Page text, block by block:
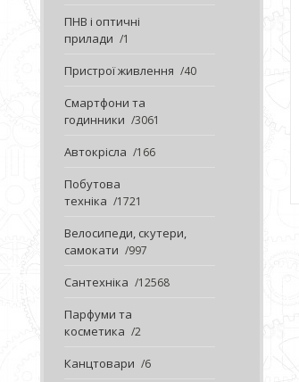
ПНВ і оптичні
прилади
1
Пристрої живлення 40
Смартфони та
годинники
3061
Автокрісла 166
Побутова
техніка
1721
Велосипеди, скутери,
самокати
997
Сантехніка 12568
Парфуми та
косметика
2
Канцтовари 6